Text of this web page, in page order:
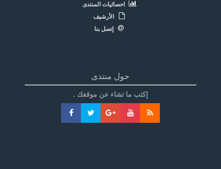
احصائيات المنتدى
الأرشيف
إتصل بنا
حول منتدى
إكتب ما تشاء عن موقغك .